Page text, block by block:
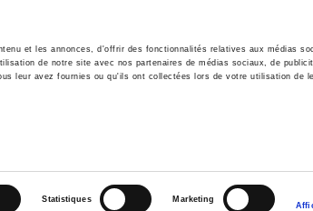
et les annonces, d'offrir des fonctionnalités relatives aux médias
de notre site avec nos partenaires de médias sociaux, de
leur avez fournies ou qu'ils ont collectées lors de votre utilisation de
Statistiques Marketing
Environment History International